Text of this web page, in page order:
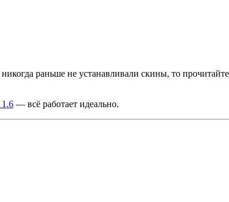
раньше не устанавливали скины, то
1.6 — всё работает идеально.